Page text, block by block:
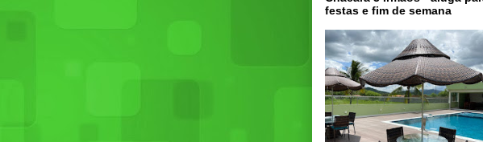
festas e fim de semana